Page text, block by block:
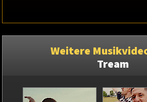
Weitere
Tream